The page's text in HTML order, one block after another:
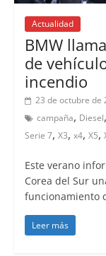
Actualidad
BMW
de
incendio
23 de octubre de
campaña, Diesel,
Serie 7, X3, x4, X5,
Este verano
Corea del Sur
funcionamiento
Leer más